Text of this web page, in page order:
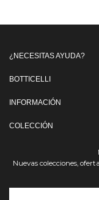
¿NECESITAS AYUDA?
BOTTICELLI
INFORMACIÓN
COLECCIÓN
Nuevas colecciones,